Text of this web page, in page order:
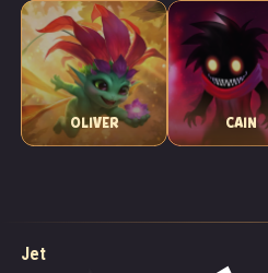
– Hej, goblinie, gdzie jesteś?! –
– Przeklęte karaluchy! No, dalej,
OLIVER CAIN
Jet